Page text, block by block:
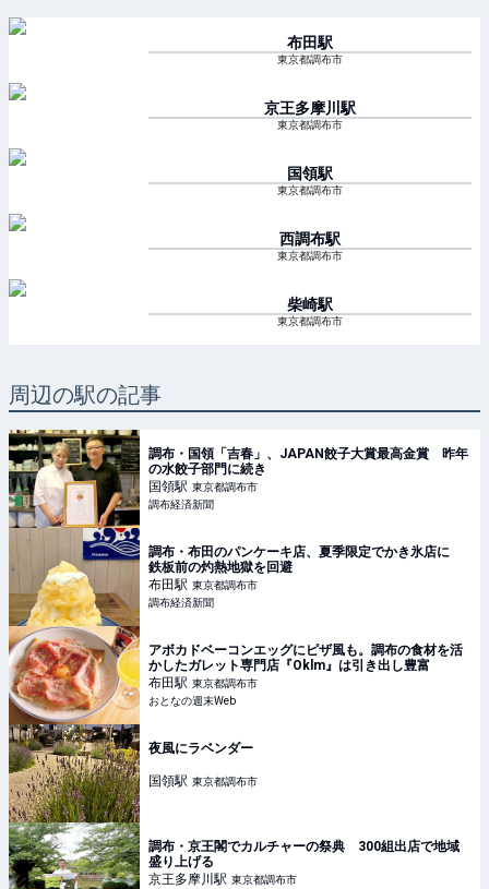
布田駅
東京都調布市
京王多摩川 駅
東京都調布市
国領駅
東京都調布市
西調布駅
東京都調布市
柴崎駅
東京都調布市
周辺の駅の記事
調布・国領「吉春」、JAPAN餃子大賞最高金賞 昨年
の水餃子部門に続き
国領駅 東京都調布市
調布経済新聞
調布・布田のパンケーキ店、夏季限定でかき氷店に
鉄板前の灼熱地獄を回避
布田駅 東京都調布市
調布経済新聞
アボカドベーコンエッグにピザ風も。調布の食材を活
かしたガレット専門店『Oklm』は引き出し豊富
布田駅 東京都調布市
おとなの週末Web
夜風にラベンダー
国領駅 東京都調布市
調布・京王閣でカルチャーの祭典 300組出店で地域
盛り上げる
京王多摩川駅 東京都調布市